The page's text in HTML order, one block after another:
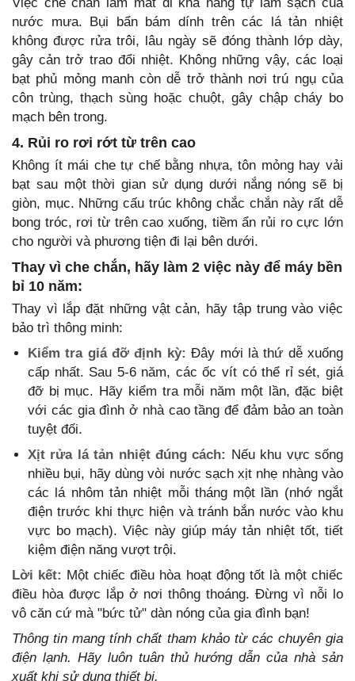
nước mưa. Bụi bẩn bám dính trên các lá tản nhiệt
không được rửa trôi, lâu ngày sẽ đóng thành lớp dày,
gây cản trở trao đổi nhiệt. Không những vậy, các loại
bạt phủ mỏng manh còn dễ trở thành nơi trú ngụ của
côn trùng, thạch sùng hoặc chuột, gây chập cháy bo
mạch bên trong.
4. Rủi ro rơi rớt từ trên cao
Không ít mái che tự chế bằng nhựa, tôn mỏng hay vải
bạt sau một thời gian sử dụng dưới nắng nóng sẽ bị
giòn, mục. Những cấu trúc không chắc chắn này rất dễ
bong tróc, rơi từ trên cao xuống, tiềm ẩn rủi ro cực lớn
cho người và phương tiện đi lại bên dưới.
Thay vì che chắn, hãy làm 2 việc này để máy bền
bỉ 10 năm:
Thay vì lắp đặt những vật cản, hãy tập trung vào việc
bảo trì thông minh:
Kiểm tra giá đỡ định kỳ: Đây mới là thứ dễ xuống
cấp nhất. Sau 5-6 năm, các ốc vít có thể rỉ sét, giá
đỡ bị mục. Hãy kiểm tra mỗi năm một lần, đặc biệt
với các gia đình ở nhà cao tầng để đảm bảo an toàn
tuyệt đối.
Xịt rửa lá tản nhiệt đúng cách: Nếu khu vực sống
nhiều bụi, hãy dùng vòi nước sạch xịt nhẹ nhàng vào
các lá nhôm tản nhiệt mỗi tháng một lần (nhớ ngắt
điện trước khi thực hiện và tránh bắn nước vào khu
vực bo mạch). Việc này giúp máy tản nhiệt tốt, tiết
kiệm điện năng vượt trội.
Lời kết: Một chiếc điều hòa hoạt động tốt là một chiếc
điều hòa được lắp ở nơi thông thoáng. Đừng vì nỗi lo
vô căn cứ mà "bức tử" dàn nóng của gia đình bạn!
Thông tin mang tính chất tham khảo từ các chuyên gia
điện lạnh. Hãy luôn tuân thủ hướng dẫn của nhà sản
xuất khi sử dụng thiết bị.